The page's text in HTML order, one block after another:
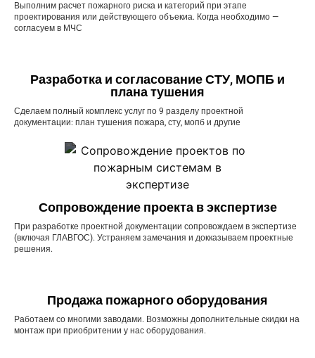
Выполним расчет пожарного риска и категорий при этапе
проектирования или действующего объекиа. Когда необходимо —
согласуем в МЧС
Разработка и согласование СТУ, МОПБ и
плана тушения
Сделаем полный комплекс услуг по 9 разделу проектной
документации: план тушения пожара, сту, мопб и другие
Сопровождение проекта в экспертизе
При разработке проектной документации сопровождаем в экспертизе
(включая ГЛАВГОС). Устраняем замечания и докказываем проектные
решения.
Продажа пожарного оборудования
Работаем со многими заводами. Возможны дополнительные скидки на
монтаж при приобритении у нас оборудования.